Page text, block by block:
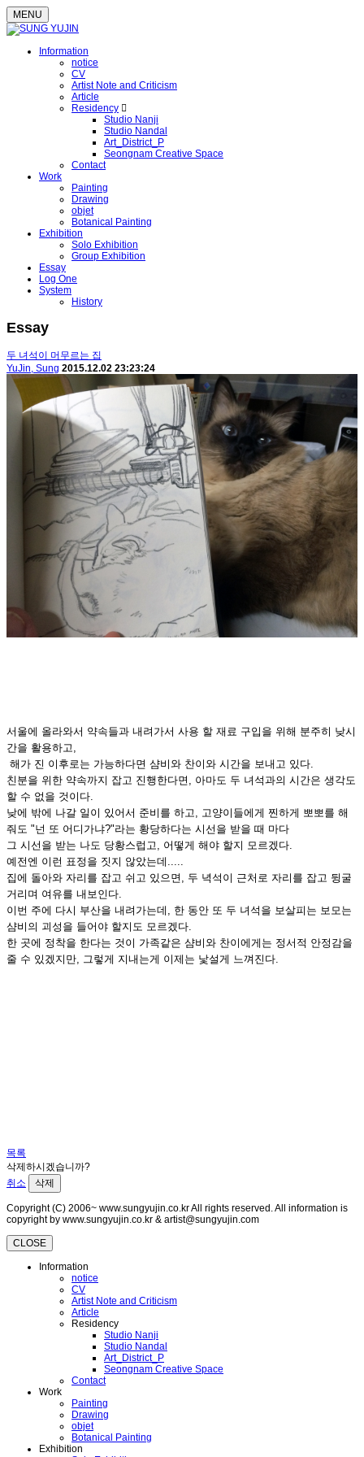
MENU
Information
notice
CV
Artist Note and Criticism
Article
Residency
Studio Nanji
Studio Nandal
Art_District_P
Seongnam Creative Space
Contact
Work
Painting
Drawing
objet
Botanical Painting
Exhibition
Solo Exhibition
Group Exhibition
Essay
Log One
System
History
Essay
두 녀석이 머무르는 집
YuJin, Sung 2015.12.02 23:23:24
서울에 올라와서 약속들과 내려가서 사용 할 재료 구입을 위해 분주히 낮시
간을 활용하고,
해가 진 이후로는 가능하다면 샴비와 찬이와 시간을 보내고 있다.
친분을 위한 약속까지 잡고 진행한다면, 아마도 두 녀석과의 시간은 생각도
할 수 없을 것이다.
낮에 밖에 나갈 일이 있어서 준비를 하고, 고양이들에게 찐하게 뽀뽀를 해
줘도 "넌 또 어디가냐?"라는 황당하다는 시선을 받을 때 마다
그 시선을 받는 나도 당황스럽고, 어떻게 해야 할지 모르겠다.
예전엔 이런 표정을 짓지 않았는데.....
집에 돌아와 자리를 잡고 쉬고 있으면, 두 녁석이 근처로 자리를 잡고 뒹굴
거리며 여유를 내보인다.
이번 주에 다시 부산을 내려가는데, 한 동안 또 두 녀석을 보살피는 보모는
샴비의 괴성을 들어야 할지도 모르겠다.
한 곳에 정착을 한다는 것이 가족같은 샴비와 찬이에게는 정서적 안정감을
줄 수 있겠지만, 그렇게 지내는게 이제는 낯설게 느껴진다.
목록
삭제하시겠습니까?
취소
삭제
Copyright (C) 2006~ www.sungyujin.co.kr All rights reserved. All information is
copyright by www.sungyujin.co.kr & artist@sungyujin.com
CLOSE
Information
notice
CV
Artist Note and Criticism
Article
Residency
Studio Nanji
Studio Nandal
Art_District_P
Seongnam Creative Space
Contact
Work
Painting
Drawing
objet
Botanical Painting
Exhibition